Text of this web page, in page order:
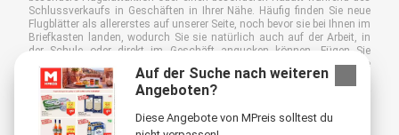
Auf der Suche nach weiteren
Angeboten?
Diese Angebote von MPreis solltest du
Schlussverkaufs in Geschäften in Ihrer Nähe. Häufig finden Sie neue
Flugblätter als allererstes auf unserer Seite, noch bevor sie bei Ihnen im
Briefkasten landen, wodurch Sie sie natürlich auch auf der Arbeit, in
der Schule oder direkt im Geschäft angucken können. Fügen Sie
Flugblattangebote.at zu Ihren Favoriten hinzu, kleben Sie einen "Bitte
keine Werbung!"-Sticker auf Ihren Briefkasten und sparen Sie somit viel
Zeit und Geld. Außerdem tragen Sie damit auch aktiv zur Papiermüll-
Reduktion bei, was gut für unsere Umwelt ist.